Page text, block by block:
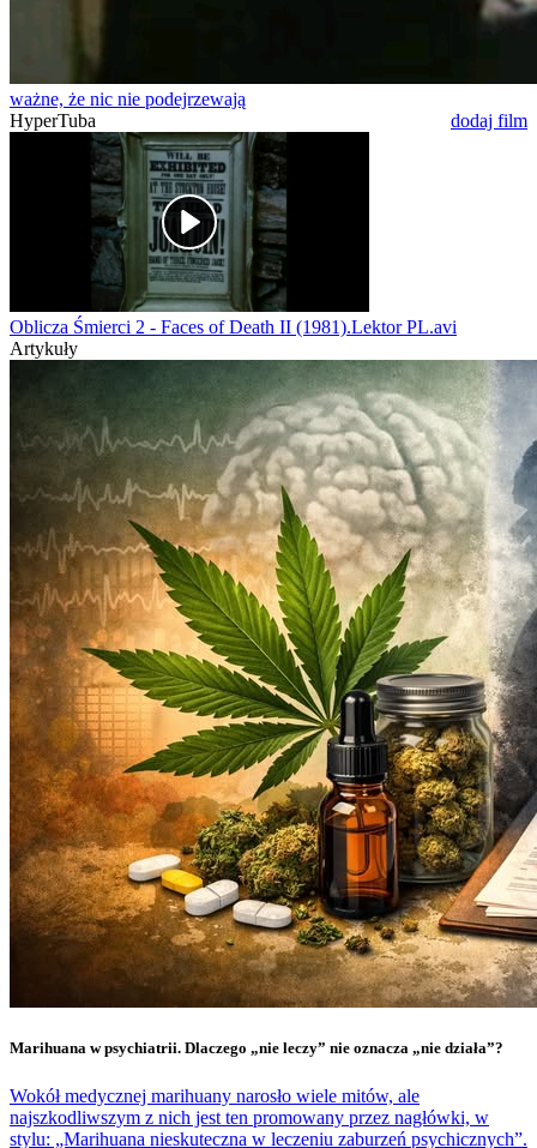
ważne, że nic nie podejrzewają
HyperTuba
dodaj film
Oblicza Śmierci 2 - Faces of Death II (1981).Lektor PL.avi
Artykuły
Marihuana w psychiatrii. Dlaczego „nie leczy” nie oznacza „nie działa”?
Wokół medycznej marihuany narosło wiele mitów, ale
najszkodliwszym z nich jest ten promowany przez nagłówki, w
stylu: „Marihuana nieskuteczna w leczeniu zaburzeń psychicznych”.